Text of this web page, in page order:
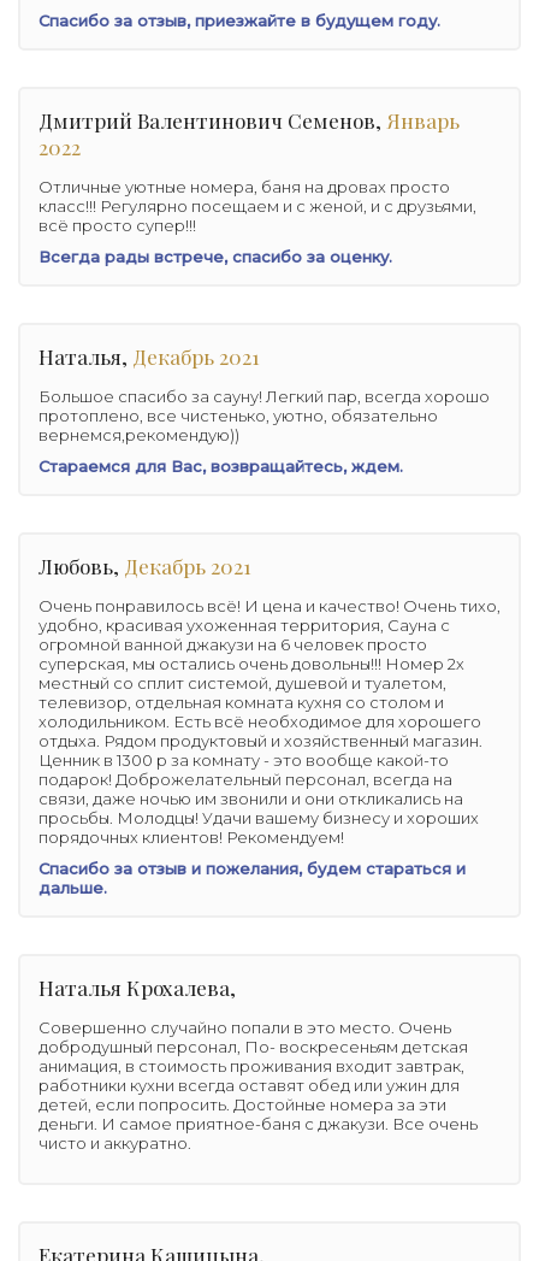
Спасибо за отзыв, приезжайте в будущем году.
Дмитрий Валентинович Семенов, Январь
2022
Отличные уютные номера, баня на дровах просто
класс!!! Регулярно посещаем и с женой, и с друзьями,
всё просто супер!!!
Всегда рады встрече, спасибо за оценку.
Наталья, Декабрь 2021
Большое спасибо за сауну! Легкий пар, всегда хорошо
протоплено, все чистенько, уютно, обязательно
вернемся,рекомендую))
Стараемся для Вас, возвращайтесь, ждем.
Любовь, Декабрь 2021
Очень понравилось всё! И цена и качество! Очень тихо,
удобно, красивая ухоженная территория, Сауна с
огромной ванной джакузи на 6 человек просто
суперская, мы остались очень довольны!!! Номер 2х
местный со сплит системой, душевой и туалетом,
телевизор, отдельная комната кухня со столом и
холодильником. Есть всё необходимое для хорошего
отдыха. Рядом продуктовый и хозяйственный магазин.
Ценник в 1300 р за комнату - это вообще какой-то
подарок! Доброжелательный персонал, всегда на
связи, даже ночью им звонили и они откликались на
просьбы. Молодцы! Удачи вашему бизнесу и хороших
порядочных клиентов! Рекомендуем!
Спасибо за отзыв и пожелания, будем стараться и
дальше.
Наталья Крохалева,
Совершенно случайно попали в это место. Очень
добродушный персонал, По- воскресеньям детская
анимация, в стоимость проживания входит завтрак,
работники кухни всегда оставят обед или ужин для
детей, если попросить. Достойные номера за эти
деньги. И самое приятное-баня с джакузи. Все очень
чисто и аккуратно.
Екатерина Кашицына,